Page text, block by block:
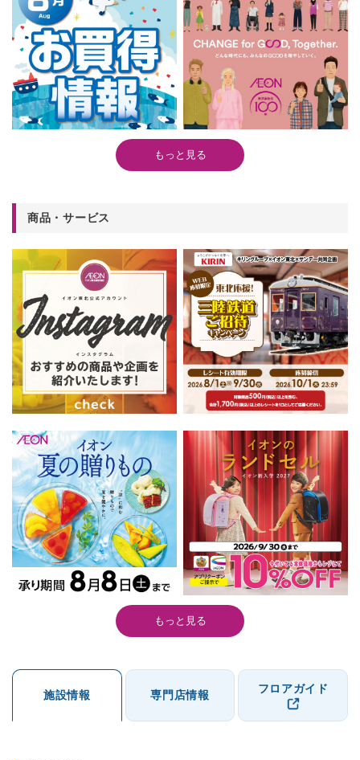
もっと見る
商品・サービス
もっと見る
施設情報 専門店情報 フロアガイド